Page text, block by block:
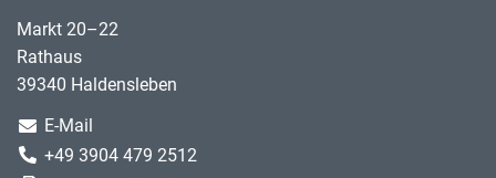
Markt 20–22
Rathaus
39340 Haldensleben
E-Mail
+49 3904 479 2512